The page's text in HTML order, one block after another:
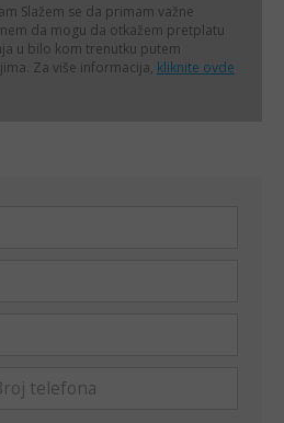
Slažem se da primam važne
da mogu da otkažem pretplatu
u bilo kom trenutku putem
Za više informacija, kliknite ovde